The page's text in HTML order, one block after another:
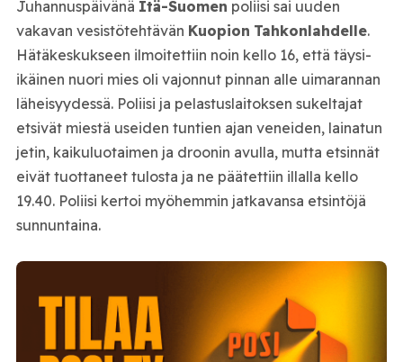
Juhannuspäivänä Itä-Suomen poliisi sai uuden
vakavan vesistötehtävän Kuopion Tahkonlahdelle.
Hätäkeskukseen ilmoitettiin noin kello 16, että täysi-
ikäinen nuori mies oli vajonnut pinnan alle uimarannan
läheisyydessä. Poliisi ja pelastuslaitoksen sukeltajat
etsivät miestä useiden tuntien ajan veneiden, lainatun
jetin, kaikuluotaimen ja droonin avulla, mutta etsinnät
eivät tuottaneet tulosta ja ne päätettiin illalla kello
19.40. Poliisi kertoi myöhemmin jatkavansa etsintöjä
sunnuntaina.